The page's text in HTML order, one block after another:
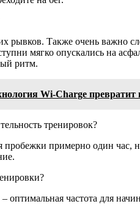
рывков. Также очень важно
мягко опускались на
ритм.
Wi-Charge превратит
тренировок?
примерно один час,
оптимальная частота для